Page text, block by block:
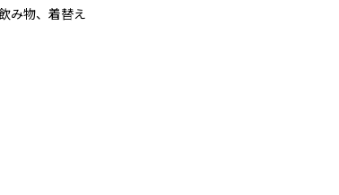
み物、着替え